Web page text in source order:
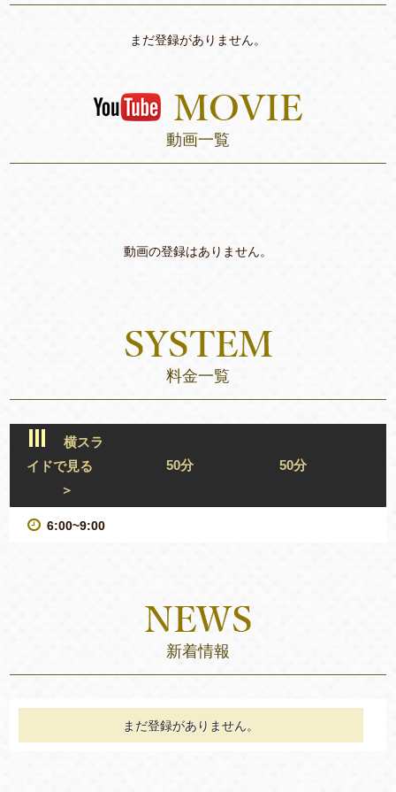
まだ登録がありません。
動画一覧
動画の登録はありません。
料金一覧
横スラ
イドで見る
＞
50分 50分
6:00~9:00
新着情報
まだ登録がありません。